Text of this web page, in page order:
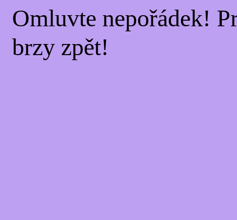
Omluvte nepořádek!
brzy zpět!